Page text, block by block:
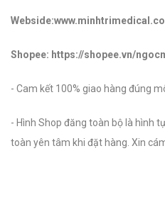
Shopee: https://shopee.vn/
- Cam kết 100% giao hàng đúng
- Hình Shop đăng toàn bộ là hình
toàn yên tâm khi đặt hàng. Xin